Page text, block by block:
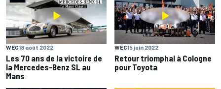
WEC18 août 2022
Les 70 ans de la victoire de
la Mercedes-Benz SL au
Mans
WEC15 juin 2022
Retour triomphal à Cologne
pour Toyota